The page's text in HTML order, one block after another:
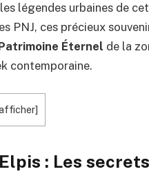
les légendes urbaines de
PNJ, ces précieux
Éternel de la
contemporaine.
]
: Les